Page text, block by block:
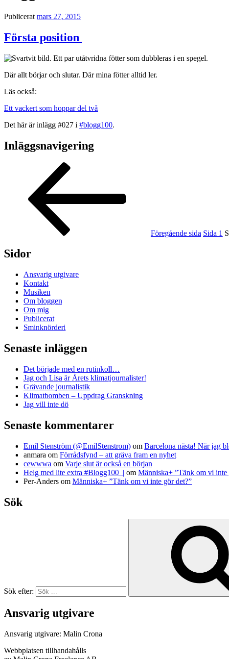
Publicerat mars 27, 2015
Första position
Där allt börjar och slutar. Där mina fötter alltid ler.
Läs också:
Ett vackert som hoppar del två
Det här är inlägg #027 i #blogg100.
Inläggsnavigering
Föregående sida Sida 1
Sidor
Ansvarig utgivare
Kontakt
Musiken
Om bloggen
Om mig
Publicerat
Sminknörderi
Senaste inläggen
Det började med en rutinkoll…
Jag och Lisa är Årets klimatjournalister!
Grävande journalistik
Klimatbomben – Uppdrag Granskning
Jag vill inte dö
Senaste kommentarer
Emil Stenström (@EmilStenstrom) om Barcelona nästa! När jag
anmara om Förrådsfynd – att gräva fram en nyhet
cewwwa om Varje slut är också en början
Helg med lite extra #Blogg100 | om Människa+ ”Tänk om vi inte
Per-Anders om Människa+ ”Tänk om vi inte gör det?”
Sök
Sök efter:
Ansvarig utgivare
Ansvarig utgivare: Malin Crona
Webbplatsen tillhandahålls